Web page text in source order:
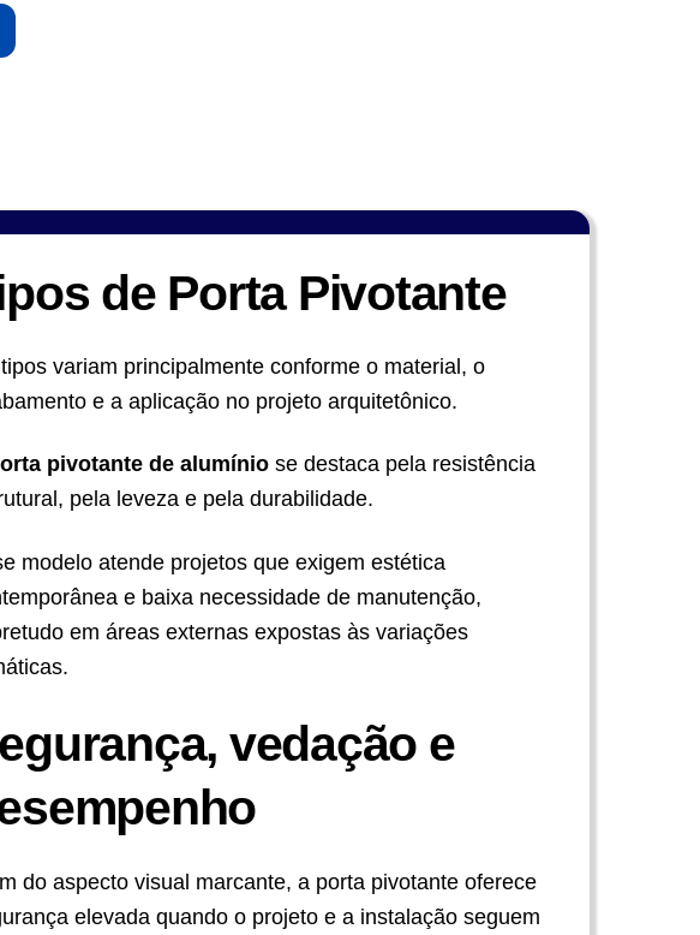
de Porta Pivotante
variam principalmente conforme o material, o
e a aplicação no projeto arquitetônico.
pivotante de alumíniose destaca pela resistência
pela leveza e pela durabilidade.
modelo atende projetos que exigem estética
e baixa necessidade de manutenção,
em áreas externas expostas às variações
vedação e
do aspecto visual marcante, a porta pivotante oferece
elevada quando o projeto e a instalação seguem